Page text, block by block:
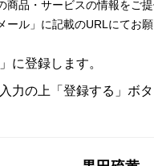
品・サービスの情報をご
ル」に記載のURLにてお
に登録します。
力の上「登録する」ボ